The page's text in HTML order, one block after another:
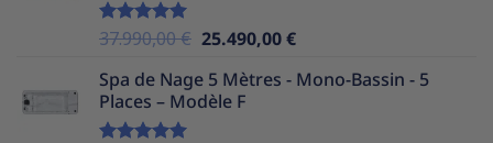
Note5.00
37.990,00€ Le
initial
était :
25.490,00€Le
actuel
Spa de Nage 5 Mètres - Mono-Bassin - 5
Places – Modèle F